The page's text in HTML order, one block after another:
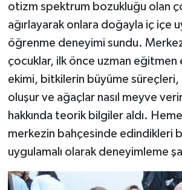
otizm spektrum bozukluğu olan
ağırlayarak onlara doğayla iç içe
öğrenme deneyimi sundu.
çocuklar, ilk önce uzman
ekimi, bitkilerin büyüme süreçleri,
oluşur ve ağaçlar nasıl meyve
hakkında teorik bilgiler aldı.
merkezin bahçesinde edindikleri
uygulamalı olarak deneyimleme